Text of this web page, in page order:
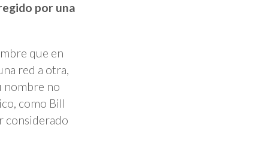
por una
que en
red a otra,
nombre no
como Bill
considerado